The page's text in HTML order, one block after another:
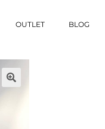
OUTLET BLOG